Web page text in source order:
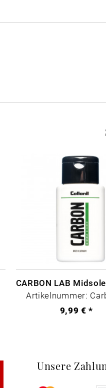
Artikelnummer:
9,99 € *
Unsere